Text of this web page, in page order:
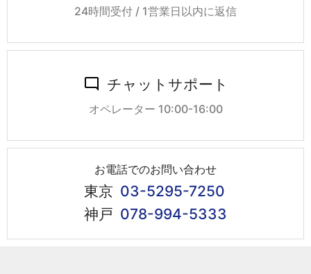
24時間受付 / 1営業日以内に返信
チャットサポート
オペレーター 10:00-16:00
お電話でのお問い合わせ
東京 03-5295-7250
神戸 078-994-5333